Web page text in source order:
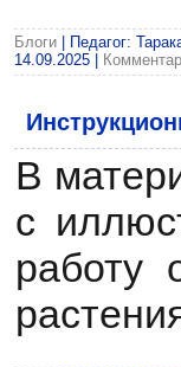
Блоги | Педагог:
14.09.2025
В
с
работу